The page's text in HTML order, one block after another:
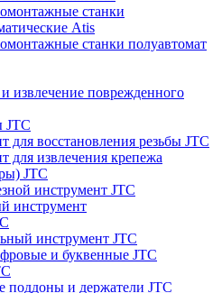
станки
Atis
станки полуавтомат
извлечение поврежденного
JTC
для восстановления резьбы JTC
для извлечения крепежа
JTC
инструмент JTC
инструмент
инструмент JTC
и буквенные JTC
поддоны и держатели JTC